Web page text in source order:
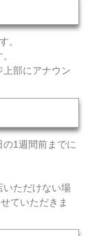
。
部にアナウン
1週間前までに
いただけない場
ていただきま